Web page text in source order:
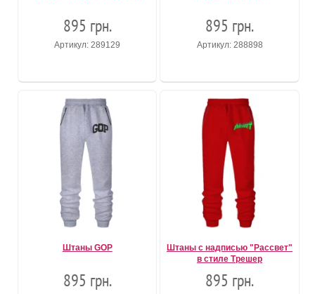
895 грн.
Артикул: 289129
895 грн.
Артикул: 288898
Штаны GOP
895 грн.
Штаны с надписью "Рассвет"
в стиле Трешер
895 грн.